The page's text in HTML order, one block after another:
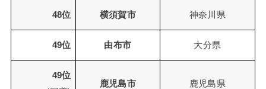
48位 横須賀市 神奈川県
49位 由布市 大分県
49位
鹿児島市 鹿児島県